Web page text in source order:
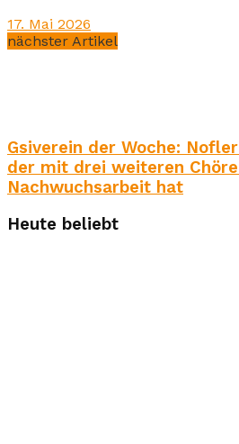
17. Mai 2026
nächster Artikel
Gsiverein der Woche:
der mit drei weiteren
Nachwuchsarbeit hat
Heute beliebt